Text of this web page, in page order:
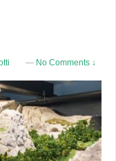
— No Comments ↓